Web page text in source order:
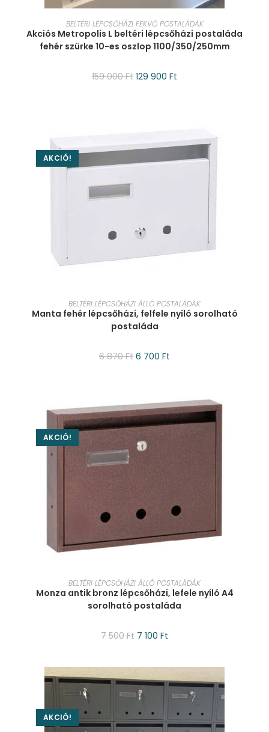
KOSÁRBA TESZEM
BELTÉRI LÉPCSŐHÁZI FEKVŐ POSTALÁDÁK
Akciós Metropolis L beltéri lépcsőházi postaláda
fehér szürke 10-es oszlop 1100/350/250mm
159 000Ft 129 900 Ft
AKCIÓ!
KOSÁRBA TESZEM
BELTÉRI LÉPCSŐHÁZI ÁLLÓ POSTALÁDÁK
Manta fehér lépcsőházi, felfele nyíló sorolható
postaláda
6 870Ft 6 700 Ft
AKCIÓ!
KOSÁRBA TESZEM
BELTÉRI LÉPCSŐHÁZI ÁLLÓ POSTALÁDÁK
Monza antik bronz lépcsőházi, lefele nyíló A4
sorolható postaláda
7 500Ft 7 100 Ft
AKCIÓ!